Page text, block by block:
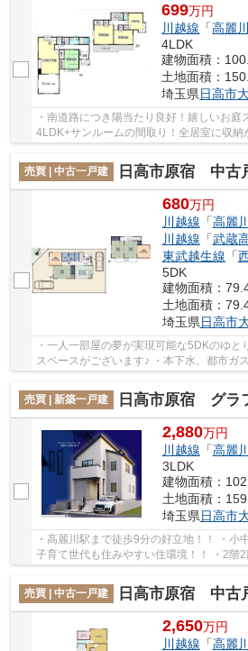
699万円
川越線 「高麗川
4LDK
建物面積：
土地面積：
埼玉県日高市
・南道路につき陽当たり良好！嬉しいお庭
4LDK+サンルームの間取り！全居室に収納
売買 | 中古一戸建
日高市原宿 中古
680万円
川越線 「高麗川
川越線 「武蔵
東武越生線 「
5DK
建物面積：
土地面積：
埼玉県日高市
・一人一部屋の夢が実現可能な5DKのゆ
スペースがございます♪ ・本下水、都市ガ
売買 | 新築一戸建
日高市原宿 グラファーレ
2,880万円
川越線 「高麗川
3LDK
建物面積：
土地面積：
埼玉県日高市
・高麗川駅まで徒歩9分の好立地！！ ・小
子育て世代も住みやすい住環境！！ ・2階
売買 | 中古一戸建
日高市原宿 中古
2,650万円
川越線 「高麗川